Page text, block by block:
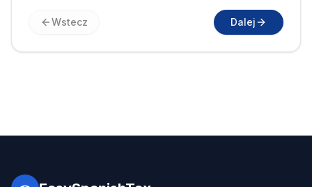
Wstecz Dalej